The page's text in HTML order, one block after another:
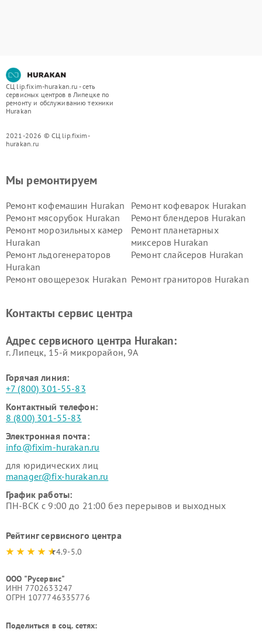
СЦ lip.fixim-hurakan.ru - сеть
сервисных центров в Липецке по
ремонту и обслуживанию техники
Hurakan
2021-2026 © СЦ lip.fixim-
hurakan.ru
Мы ремонтируем
Ремонт кофемашин Hurakan
Ремонт кофеварок Hurakan
Ремонт мясорубок Hurakan
Ремонт блендеров Hurakan
Ремонт морозильных камер
Hurakan
Ремонт планетарных
миксеров Hurakan
Ремонт льдогенераторов
Hurakan
Ремонт слайсеров Hurakan
Ремонт овощерезок Hurakan Ремонт граниторов Hurakan
Hurakan
Контакты сервис центра
Адрес сервисного центра Hurakan:
г. Липецк, 15-й микрорайон, 9А
Горячая линия:
+7 (800) 301-55-83
Контактный телефон:
8 (800) 301-55-83
Электронная почта:
info@fixim-hurakan.ru
для юридических лиц
manager@fix-hurakan.ru
График работы:
ПН-ВСК с 9:00 до 21:00 без перерывов и выходных
Рейтинг сервисного центра
4.9-5.0
ООО "Русервис"
ИНН 7702633247
ОГРН 1077746335776
Поделиться в соц. сетях: